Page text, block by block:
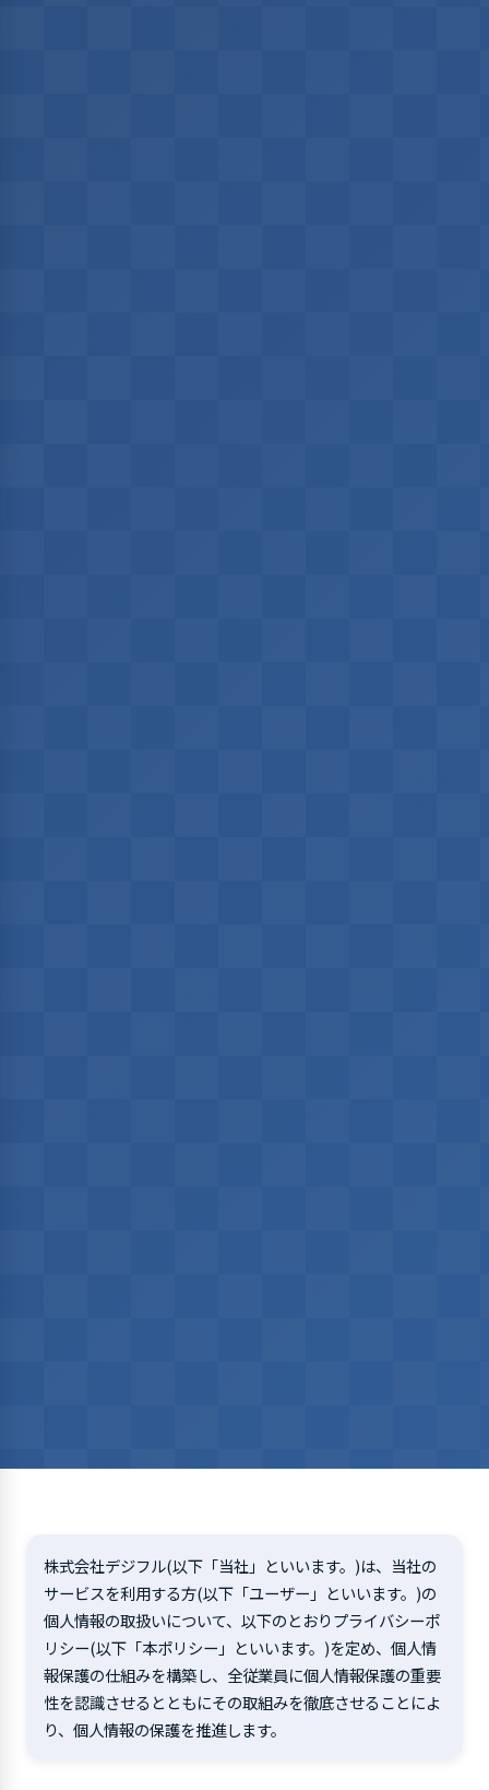
株式会社デジフル(以下「当社」といいます。)は、当社の
サービスを利用する方(以下「ユーザー」といいます。)の
個人情報の取扱いについて、以下のとおりプライバシーポ
リシー(以下「本ポリシー」といいます。)を定め、個人情
報保護の仕組みを構築し、全従業員に個人情報保護の重要
性を認識させるとともにその取組みを徹底させることによ
り、個人情報の保護を推進します。